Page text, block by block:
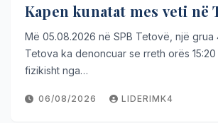
Kapen kunatat mes veti në
Më 05.08.2026 në SPB Tetovë, një
Tetova ka denoncuar se rreth orës
fizikisht nga…
06/08/2026 LIDERIMK4